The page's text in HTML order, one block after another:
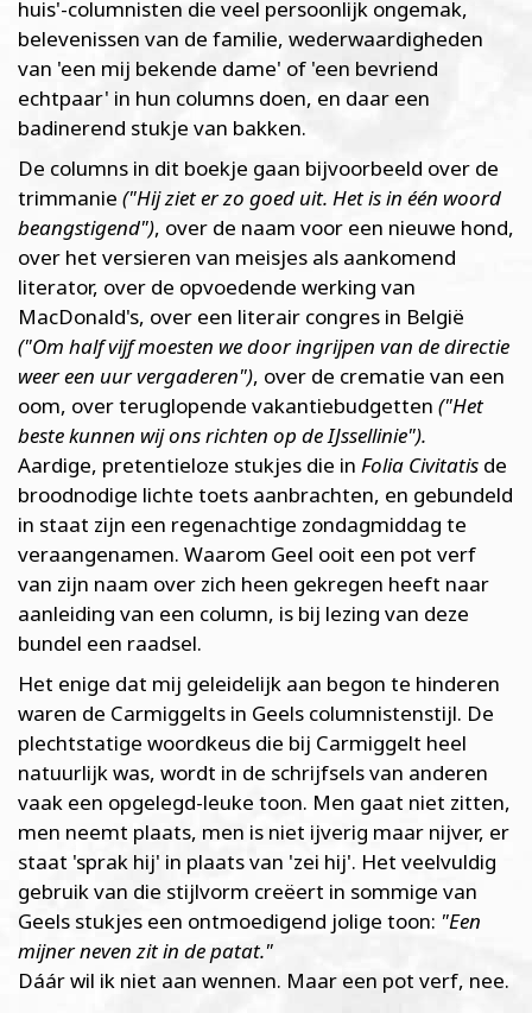
huis'-columnisten die veel persoonlijk ongemak,
belevenissen van de familie, wederwaardigheden
van 'een mij bekende dame' of 'een bevriend
echtpaar' in hun columns doen, en daar een
badinerend stukje van bakken.
De columns in dit boekje gaan bijvoorbeeld over de
trimmanie ("Hij ziet er zo goed uit. Het is in één woord
beangstigend"), over de naam voor een nieuwe hond,
over het versieren van meisjes als aankomend
literator, over de opvoedende werking van
MacDonald's, over een literair congres in België
("Om half vijf moesten we door ingrijpen van de directie
weer een uur vergaderen"), over de crematie van een
oom, over teruglopende vakantiebudgetten ("Het
beste kunnen wij ons richten op de IJssellinie").
Aardige, pretentieloze stukjes die in Folia Civitatis de
broodnodige lichte toets aanbrachten, en gebundeld
in staat zijn een regenachtige zondagmiddag te
veraangenamen. Waarom Geel ooit een pot verf
van zijn naam over zich heen gekregen heeft naar
aanleiding van een column, is bij lezing van deze
bundel een raadsel.
Het enige dat mij geleidelijk aan begon te hinderen
waren de Carmiggelts in Geels columnistenstijl. De
plechtstatige woordkeus die bij Carmiggelt heel
natuurlijk was, wordt in de schrijfsels van anderen
vaak een opgelegd-leuke toon. Men gaat niet zitten,
men neemt plaats, men is niet ijverig maar nijver, er
staat 'sprak hij' in plaats van 'zei hij'. Het veelvuldig
gebruik van die stijlvorm creëert in sommige van
Geels stukjes een ontmoedigend jolige toon: "Een
mijner neven zit in de patat."
Dáár wil ik niet aan wennen. Maar een pot verf, nee.